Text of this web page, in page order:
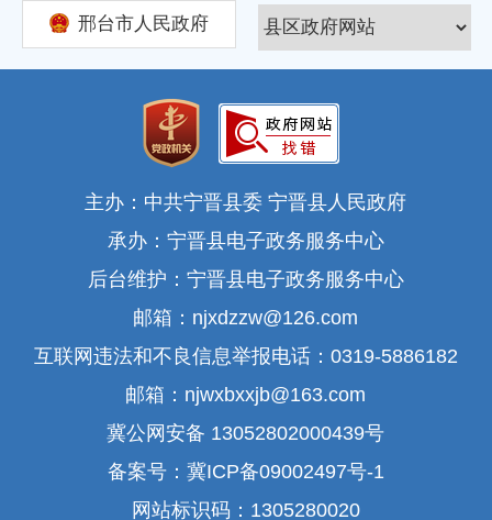
邢台市人民政府
主办：中共宁晋县委 宁晋县人民政府
承办：宁晋县电子政务服务中心
后台维护：宁晋县电子政务服务中心
邮箱：njxdzzw@126.com
互联网违法和不良信息举报电话：0319-5886182
邮箱：njwxbxxjb@163.com
冀公网安备 13052802000439号
备案号：冀ICP备09002497号-1
网站标识码：1305280020